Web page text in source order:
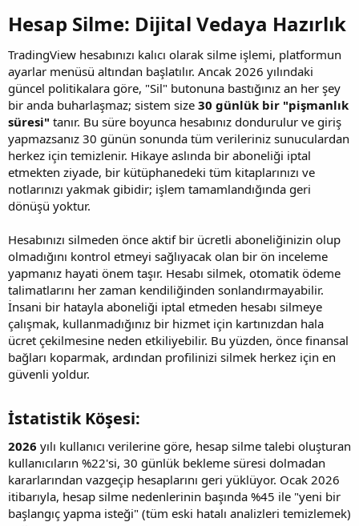
Hesap Silme: Dijital Vedaya Hazırlık​
TradingView hesabınızı kalıcı olarak silme işlemi, platformun
ayarlar menüsü altından başlatılır. Ancak 2026 yılındaki
güncel politikalara göre, "Sil" butonuna bastığınız an her şey
bir anda buharlaşmaz; sistem size 30 günlük bir "pişmanlık
süresi" tanır. Bu süre boyunca hesabınız dondurulur ve giriş
yapmazsanız 30 günün sonunda tüm verileriniz sunuculardan
herkez için temizlenir. Hikaye aslında bir aboneliği iptal
etmekten ziyade, bir kütüphanedeki tüm kitaplarınızı ve
notlarınızı yakmak gibidir; işlem tamamlandığında geri
dönüşü yoktur.
Hesabınızı silmeden önce aktif bir ücretli aboneliğinizin olup
olmadığını kontrol etmeyi sağlıyacak olan bir ön inceleme
yapmanız hayati önem taşır. Hesabı silmek, otomatik ödeme
talimatlarını her zaman kendiliğinden sonlandırmayabilir.
İnsani bir hatayla aboneliği iptal etmeden hesabı silmeye
çalışmak, kullanmadığınız bir hizmet için kartınızdan hala
ücret çekilmesine neden etkiliyebilir. Bu yüzden, önce finansal
bağları koparmak, ardından profilinizi silmek herkez için en
güvenli yoldur.
İstatistik Köşesi:​
2026 yılı kullanıcı verilerine göre, hesap silme talebi oluşturan
kullanıcıların %22'si, 30 günlük bekleme süresi dolmadan
kararlarından vazgeçip hesaplarını geri yüklüyor. Ocak 2026
itibarıyla, hesap silme nedenlerinin başında %45 ile "yeni bir
başlangıç yapma isteği" (tüm eski hatalı analizleri temizlemek)